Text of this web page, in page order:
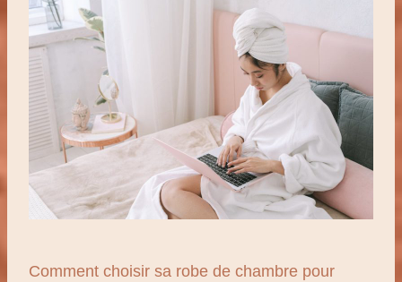
Comment choisir sa robe de chambre pour